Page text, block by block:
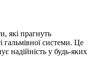
які прагнуть
гальмівної системи. Це
надійність у будь-яких